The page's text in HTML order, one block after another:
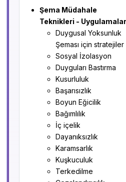
Şema Müdahale
Teknikleri - Uygulamalar
Duygusal Yoksunluk
Şeması için stratejiler
Sosyal İzolasyon
Duyguları Bastırma
Kusurluluk
Başarısızlık
Boyun Eğicilik
Bağımlılık
İç içelik
Dayanıksızlık
Karamsarlık
Kuşkuculuk
Terkedilme